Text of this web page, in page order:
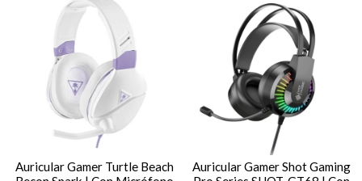
Auricular Gamer Turtle Beach
Auricular Gamer Shot Gaming